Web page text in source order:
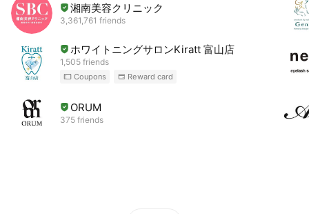
湘南美容クリニック
3,361,761 friends
ホワイトニングサロンKiratt 富山店
1,505 friends
Coupons Reward card
ORUM
375 friends